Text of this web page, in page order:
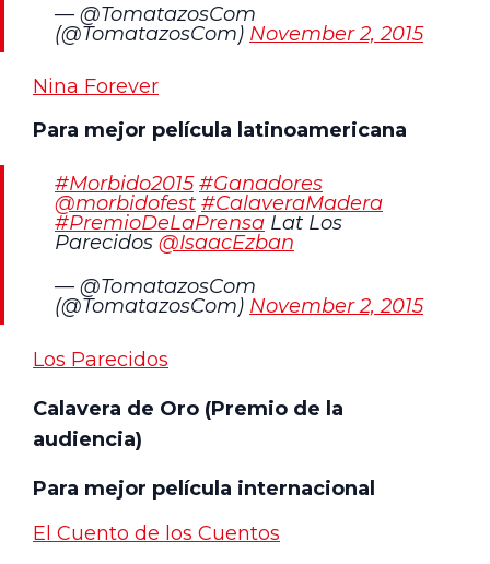
— @TomatazosCom
(@TomatazosCom) November 2, 2015
Nina Forever
Para mejor película latinoamericana
#Morbido2015 #Ganadores
@morbidofest #CalaveraMadera
#PremioDeLaPrensa Lat Los
Parecidos @IsaacEzban
— @TomatazosCom
(@TomatazosCom) November 2, 2015
Los Parecidos
Calavera de Oro (Premio de la
audiencia)
Para mejor película internacional
El Cuento de los Cuentos